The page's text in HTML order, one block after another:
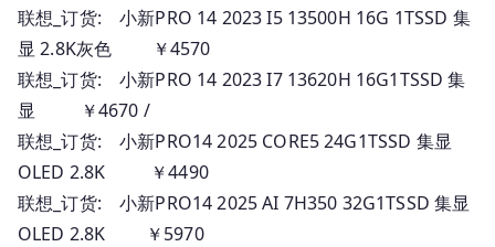
联想_订货: 小新PRO 14 2023 I5 13500H 16G 1TSSD 集
显 2.8K灰色 ￥4570
联想_订货: 小新PRO 14 2023 I7 13620H 16G1TSSD 集
显 ￥4670 /
联想_订货: 小新PRO14 2025 CORE5 24G1TSSD 集显
OLED 2.8K ￥4490
联想_订货: 小新PRO14 2025 AI 7H350 32G1TSSD 集显
OLED 2.8K ￥5970